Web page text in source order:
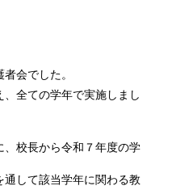
会でした。
全ての学年で実施しまし
校長から令和７年度の学
して該当学年に関わる教